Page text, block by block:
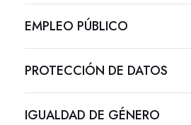
EMPLEO PÚBLICO
PROTECCIÓN DE DATOS
IGUALDAD DE GÉNERO